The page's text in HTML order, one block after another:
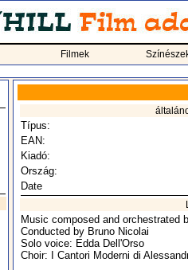
Filmek
Típus:
EAN:
Kiadó:
Ország:
Date
Music composed and orchestrated
Conducted by Bruno Nicolai
Solo voice: Edda Dell'Orso
Choir: I Cantori Moderni di